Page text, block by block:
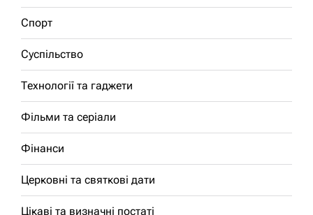
Спорт
Суспільство
Технології та гаджети
Фільми та серіали
Фінанси
Церковні та святкові дати
Цікаві та визначні постаті